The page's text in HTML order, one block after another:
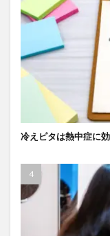
冷えピタは熱中症に